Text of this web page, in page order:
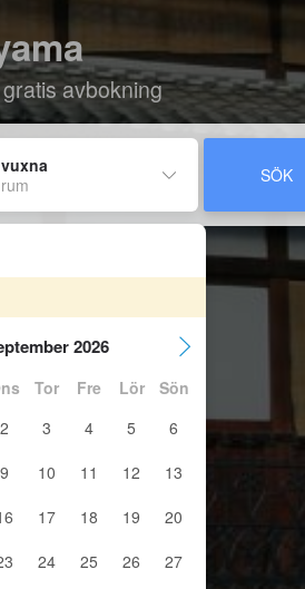
avbokning
SÖK
2026
Tor Fre Lör
Sön
2
3 4 5
6
9
10 11 12
13
17 18 19
20
24 25 26 27